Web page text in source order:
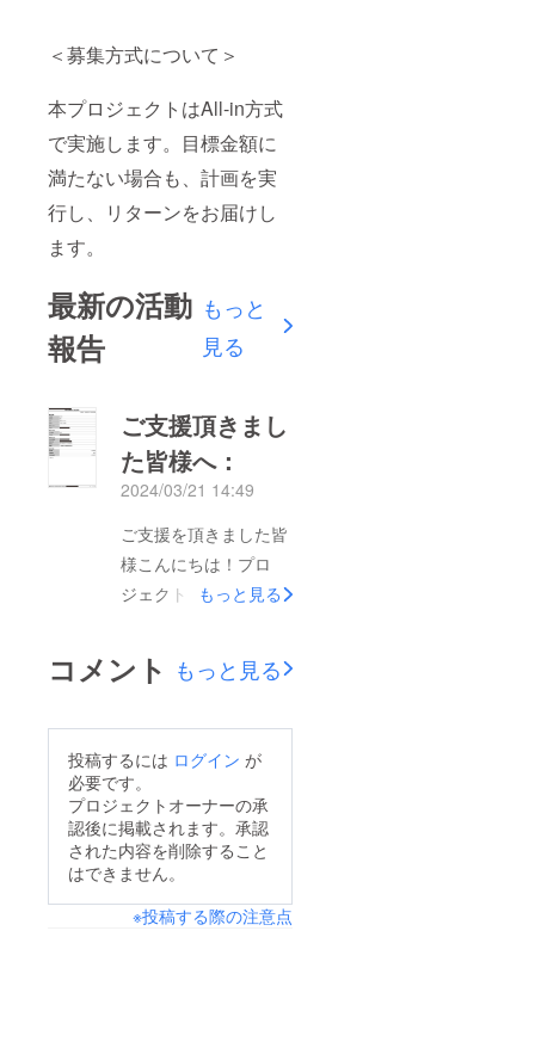
＜募集方式について＞
本プロジェクトはAll-in方式
で実施します。目標金額に
満たない場合も、計画を実
行し、リターンをお届けし
ます。
最新の活動
報告
もっと
見る
ご支援頂きまし
た皆様へ：
2024/03/21 14:49
ご支援を頂きました皆
様こんにちは！プロ
ジェクトオーナーの
す。この度は、
CAMPFIREにて掲載の
で能登の飲食店さんを
応援！能登半島地震支
援」において皆様から
のご厚情を賜り、心よ
下記に、本プロジェク
もっと見る
コメント もっと見る
投稿するには ログイン が
必要です。
プロジェクトオーナーの承
認後に掲載されます。承認
された内容を削除すること
はできません。
※投稿する際の注意点